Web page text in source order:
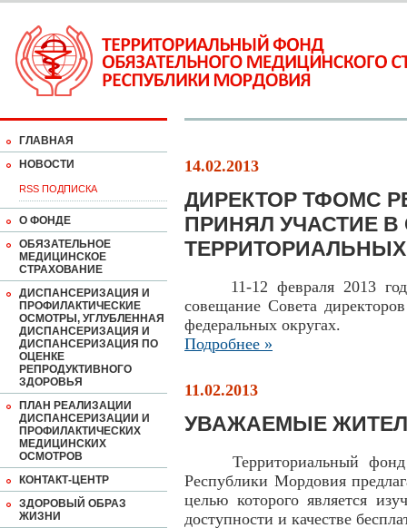
ГЛАВНАЯ
НОВОСТИ
RSS ПОДПИСКА
О ФОНДЕ
ОБЯЗАТЕЛЬНОЕ
МЕДИЦИНСКОЕ
СТРАХОВАНИЕ
ДИСПАНСЕРИЗАЦИЯ И
ПРОФИЛАКТИЧЕСКИЕ
ОСМОТРЫ, УГЛУБЛЕННАЯ
ДИСПАНСЕРИЗАЦИЯ И
ДИСПАНСЕРИЗАЦИЯ ПО
ОЦЕНКЕ
РЕПРОДУКТИВНОГО
ЗДОРОВЬЯ
ПЛАН РЕАЛИЗАЦИИ
ДИСПАНСЕРИЗАЦИИ И
ПРОФИЛАКТИЧЕСКИХ
МЕДИЦИНСКИХ
ОСМОТРОВ
КОНТАКТ-ЦЕНТР
ЗДОРОВЫЙ ОБРАЗ
ЖИЗНИ
14.02.2013
ДИРЕКТОР ТФОМС
ПРИНЯЛ УЧАСТИЕ
11-12 февраля 2013
совещание Совета
федеральных округах.
Подробнее »
11.02.2013
УВАЖАЕМЫЕ
Территориальный фонд
Республики Мордовия
целью которого является
доступности и качестве